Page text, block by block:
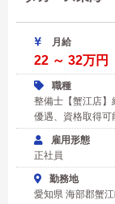
月給
22 ～ 32万円
職種
整備士【蟹江店】
優遇、資格取得可
雇用形態
正社員
勤務地
愛知県 海部郡蟹